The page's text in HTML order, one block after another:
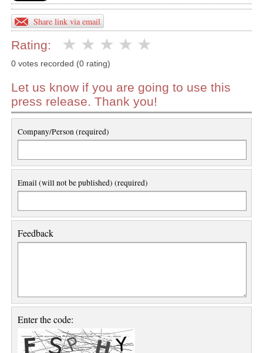
Share link via email
Rating:
0 votes recorded (0 rating)
Let us know if you are going to use this
press release. Thank you!
Company/Person (required)
Email (will not be published) (required)
Feedback
Enter the code: